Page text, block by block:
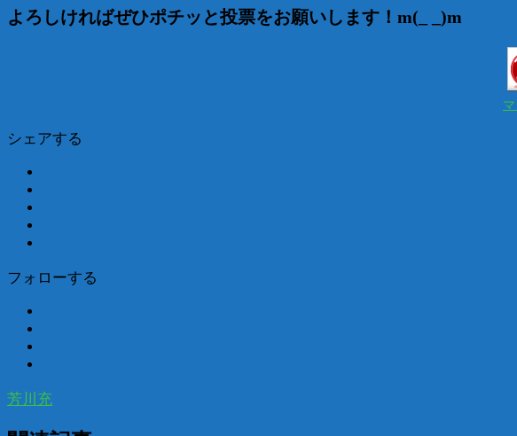
よろしければぜひポチッと投票をお願いします！m(_ _)m
シェアする
フォローする
芳川充